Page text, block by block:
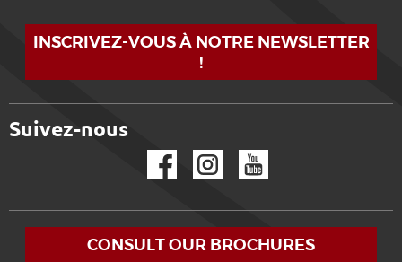
INSCRIVEZ-VOUS À NOTRE NEWSLETTER
!
Suivez-nous
CONSULT OUR BROCHURES